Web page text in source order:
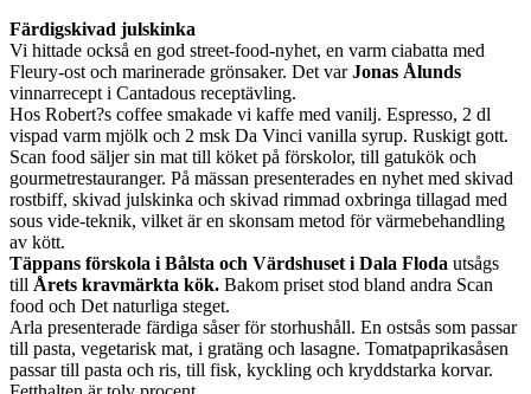
Färdigskivad julskinka
Vi hittade också en god street-food-nyhet, en varm ciabatta med
Fleury-ost och marinerade grönsaker. Det varJonas Ålunds
vinnarrecept i Cantadous receptävling.
Hos Robert?s coffee smakade vi kaffe med vanilj. Espresso, 2 dl
vispad varm mjölk och 2 msk Da Vinci vanilla syrup. Ruskigt gott.
Scan food säljer sin mat till köket på förskolor, till gatukök och
gourmetrestauranger. På mässan presenterades en nyhet med skivad
rostbiff, skivad julskinka och skivad rimmad oxbringa tillagad med
sous vide-teknik, vilket är en skonsam metod för värmebehandling
av kött.
Täppans förskola i Bålsta och Värdshuset i Dala Floda utsågs
till Årets kravmärkta kök. Bakom priset stod bland andra Scan
food och Det naturliga steget.
Arla presenterade färdiga såser för storhushåll. En ostsås som passar
till pasta, vegetarisk mat, i gratäng och lasagne. Tomatpaprikasåsen
passar till pasta och ris, till fisk, kyckling och kryddstarka korvar.